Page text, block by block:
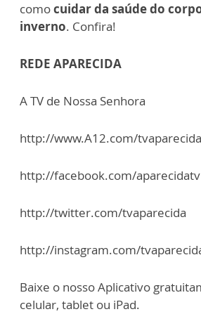
comocuidar da saúde do
inverno. Confira!
REDE APARECIDA
A TV de Nossa Senhora
http://www.A12.com/tvaparecida
http://facebook.com/aparecidatv
http://twitter.com/tvaparecida
http://instagram.com/
Baixe o nosso Aplicativo
celular, tablet ou iPad.